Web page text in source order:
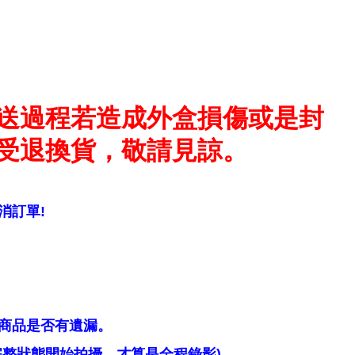
過程若造成外盒損傷或是封
換貨，敬請見諒。
訂單!
品是否有遺漏。